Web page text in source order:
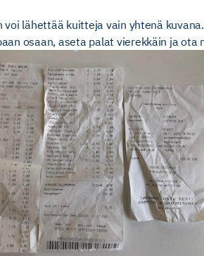
voi lähettää kuitteja vain yhtenä
osaan, aseta palat vierekkäin ja ota